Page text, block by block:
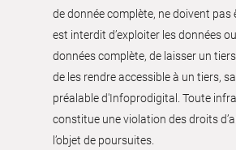
de donnée complète, ne doivent pas
est interdit d’exploiter les données
données complète, de laisser un
de les rendre accessible à un tiers,
préalable d'Infoprodigital. Toute
constitue une violation des droits
l’objet de poursuites.